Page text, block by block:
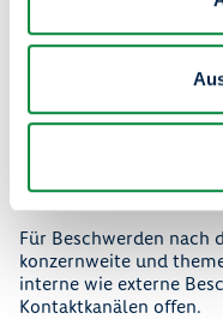
Ansatz zur Achtung der
Umweltaspekte
Standards und
Die gewonnenen
2.3
Für Beschwerden nach
konzernweite und
interne wie externe
Kontaktkanälen offen.